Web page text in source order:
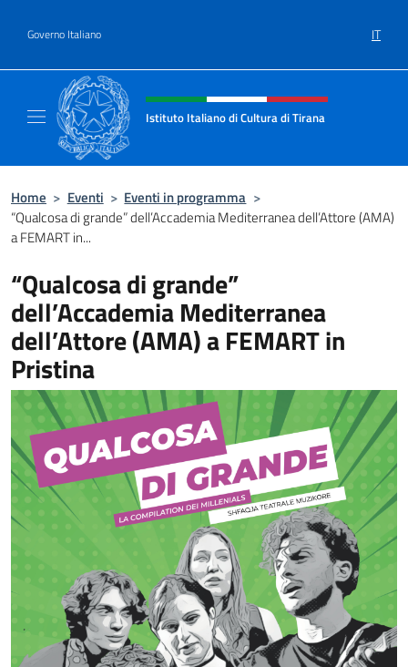
Governo Italiano IT
Intestazione sito, social e menù
Istituto Italiano di Cultura di Tirana
Home > Eventi > Eventi in programma >
“Qualcosa di grande” dell’Accademia Mediterranea dell’Attore (AMA)
a FEMART in...
“Qualcosa di grande”
dell’Accademia Mediterranea
dell’Attore (AMA) a FEMART in
Pristina